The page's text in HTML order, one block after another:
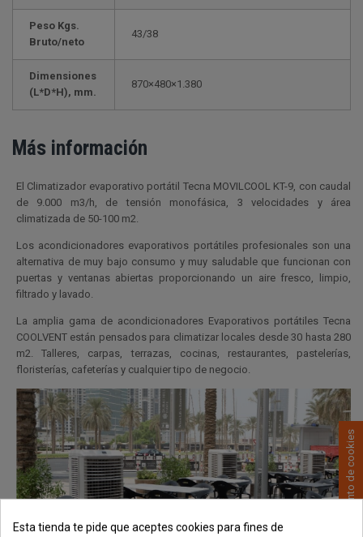
Peso Kgs.
Bruto/neto
43/38
Dimensiones
(L*D*H), mm.
870×480×1.380
Más información
El Climatizador evaporativo portátil Tecna MOVILCOOL KT-9, con caudal
de 9.000 m3/h, de tensión monofásica, 3 velocidades y área
climatizada de 50-100 m2.
Los acondicionadores evaporativos portátiles profesionales son una
alternativa de muy bajo consumo y muy saludable que funcionan con
puertas y ventanas abiertas proporcionando un aire fresco, limpio,
filtrado y lavado.
La amplia gama de acondicionadores Evaporativos portátiles Tecna
COOLVENT están pensados para climatizar locales desde 30 hasta 280
m2. Talleres, carpas, terrazas, cocinas, restaurantes, pastelerías,
floristerías, cafeterías y cualquier tipo de negocio.
Esta tienda te pide que aceptes cookies para fines de
Consentimiento de cookies